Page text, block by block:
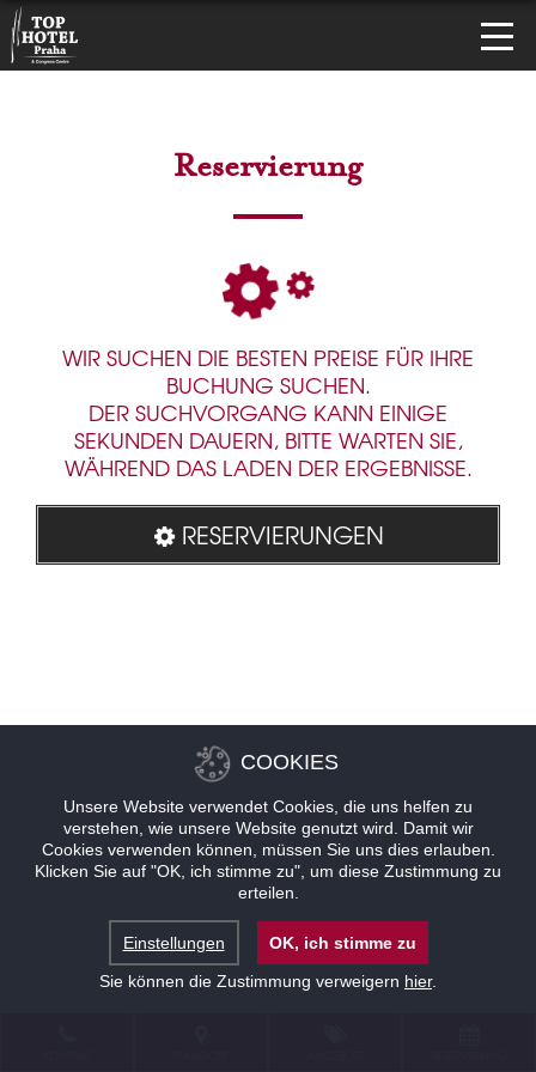
Reservierung
WIR SUCHEN DIE BESTEN PREISE FÜR IHRE
BUCHUNG SUCHEN.
DER SUCHVORGANG KANN EINIGE
SEKUNDEN DAUERN, BITTE WARTEN SIE,
WÄHREND DAS LADEN DER ERGEBNISSE.
RESERVIERUNGEN
COOKIES
Unsere Website verwendet Cookies, die uns helfen zu
verstehen, wie unsere Website genutzt wird. Damit wir
Cookies verwenden können, müssen Sie uns dies erlauben.
Klicken Sie auf "OK, ich stimme zu", um diese Zustimmung zu
erteilen.
Einstellungen
OK, ich stimme zu
Sie können die Zustimmung verweigern hier.